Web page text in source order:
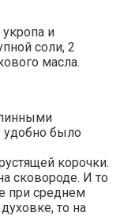
укропа и
соли, 2
масла.
было
корочки.
сковороде. И то
при среднем
то на